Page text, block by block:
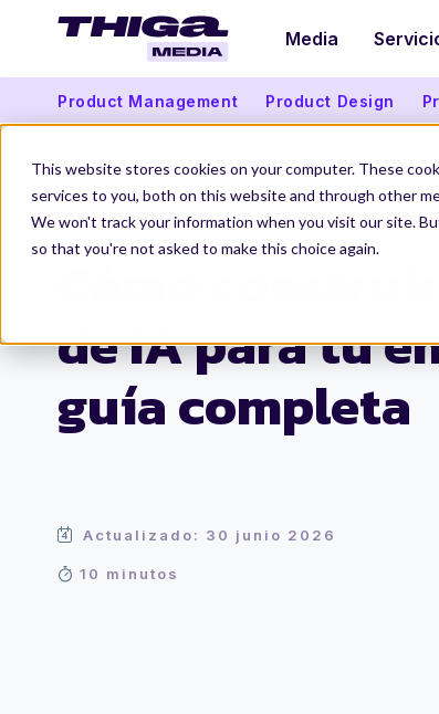
This website stores cookies on your computer. These
services to you, both on this website and through other
We won't track your information when you visit our site.
so that you're not asked to make this choice again.
Media
Product Management Product Design
Thiga Media Data & IA ¿Cómo crear un agente de IA para tu
Cómo
de IA para tu
guía completa
Actualizado: 30 junio 2026
10 minutos